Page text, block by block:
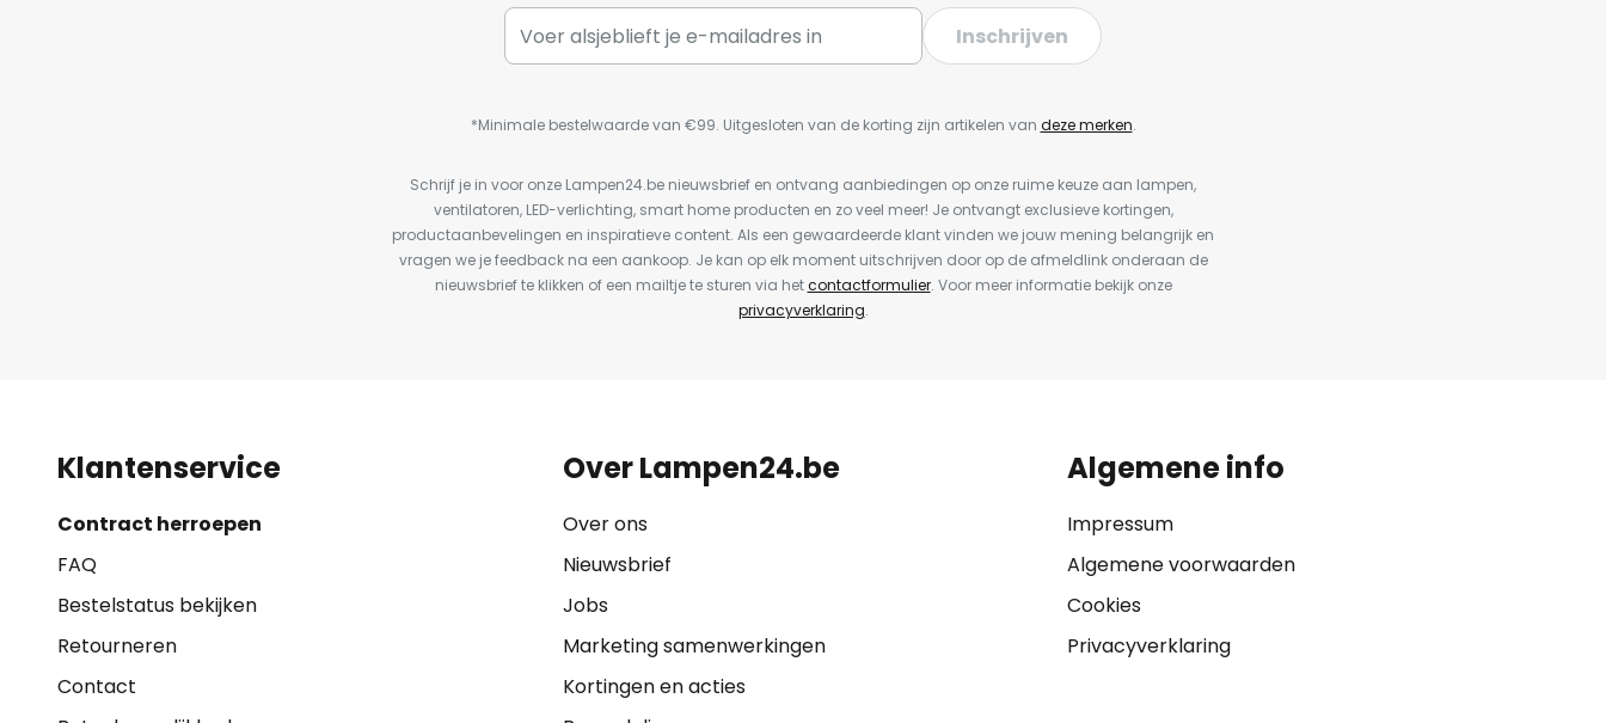
Inschrijven
*Minimale bestelwaarde van €99. Uitgesloten van de korting zijn artikelen van deze merken.
Schrijf je in voor onze Lampen24.be nieuwsbrief en ontvang aanbiedingen op onze ruime keuze aan lampen,
ventilatoren, LED-verlichting, smart home producten en zo veel meer! Je ontvangt exclusieve kortingen,
productaanbevelingen en inspiratieve content. Als een gewaardeerde klant vinden we jouw mening belangrijk en
vragen we je feedback na een aankoop. Je kan op elk moment uitschrijven door op de afmeldlink onderaan de
nieuwsbrief te klikken of een mailtje te sturen via hetcontactformulier. Voor meer informatie bekijk onze
privacyverklaring.
Klantenservice
Contract herroepen
FAQ
Bestelstatus bekijken
Retourneren
Contact
Over Lampen24.be
Over ons
Nieuwsbrief
Jobs
Marketing samenwerkingen
Kortingen en acties
Algemene info
Impressum
Algemene voorwaarden
Cookies
Privacyverklaring